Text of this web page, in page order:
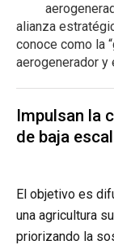
alianza
conoce como la
aerogenerador
Impulsan la
de baja
El objetivo es
una agricultura
priorizando la